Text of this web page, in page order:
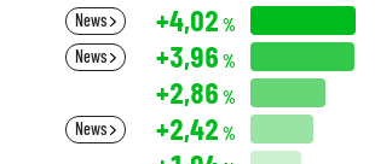
News +4,02 %
News +3,96 %
+2,86 %
News +2,42 %